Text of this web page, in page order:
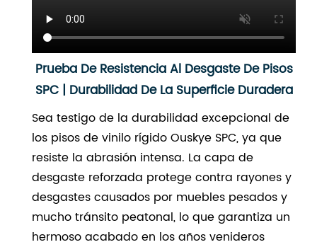
Prueba De Resistencia Al Desgaste De Pisos
SPC | Durabilidad De La Superficie Duradera
Sea testigo de la durabilidad excepcional de
los pisos de vinilo rígido Ouskye SPC, ya que
resiste la abrasión intensa. La capa de
desgaste reforzada protege contra rayones y
desgastes causados ​​por muebles pesados ​​y
mucho tránsito peatonal, lo que garantiza un
hermoso acabado en los años venideros